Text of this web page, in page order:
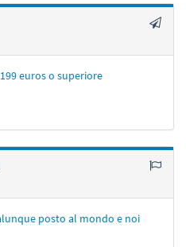
euros o superiore
posto al mondo e noi